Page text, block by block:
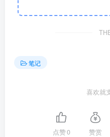
笔记
喜欢就
点赞0 赞赏